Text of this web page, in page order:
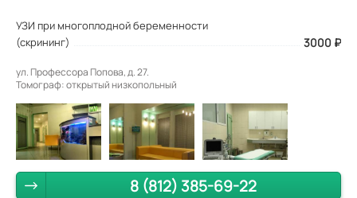
УЗИ при многоплодной беременности
(скрининг)
3000 ₽
ул. Профессора Попова, д. 27.
Томограф: открытый низкопольный
8 (812) 385-69-22